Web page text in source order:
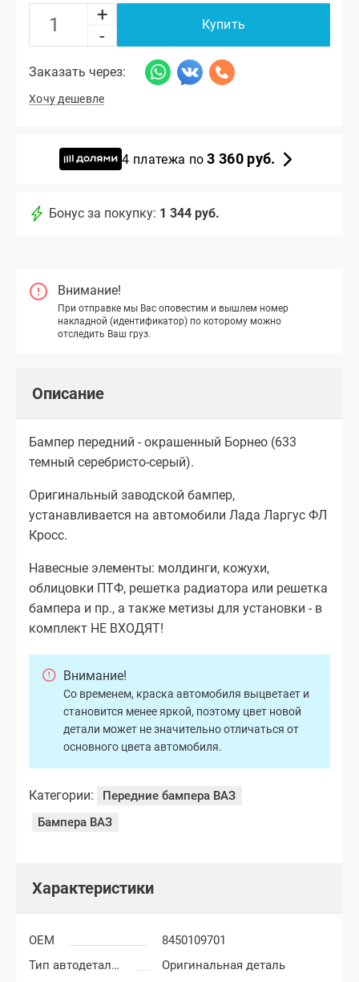
+
-
Купить
Заказать через:
Хочу дешевле
4 платежа по3 360 руб.
Бонус за покупку: 1 344 руб.
Внимание!
При отправке мы Вас оповестим и вышлем номер
накладной (идентификатор) по которому можно
отследить Ваш груз.
Описание
Бампер передний - окрашенный Борнео (633
темный серебристо-серый).
Оригинальный заводской бампер,
устанавливается на автомобили Лада Ларгус ФЛ
Кросс.
Навесные элементы: молдинги, кожухи,
облицовки ПТФ, решетка радиатора или решетка
бампера и пр., а также метизы для установки - в
комплект НЕ ВХОДЯТ!
Внимание!
Со временем, краска автомобиля выцветает и
становится менее яркой, поэтому цвет новой
детали может не значительно отличаться от
основного цвета автомобиля.
Категории:
Передние бампера ВАЗ
Бампера ВАЗ
Характеристики
OEM
8450109701
Тип автодеталей
Оригинальная деталь